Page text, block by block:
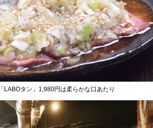
LABOタン」1,980円は柔らかな口あたり